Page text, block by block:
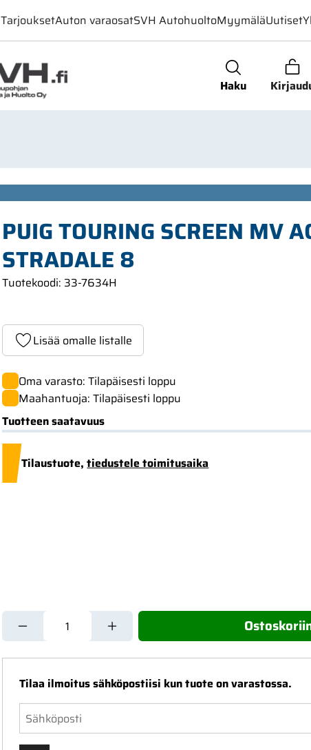
Haku
TarjouksetAuton varaosatSVH AutohuoltoMyymäläUutiset
PUIG TOURING SCREEN MV
STRADALE 8
Tuotekoodi: 33-7634H
Lisää omalle listalle
Oma varasto: Tilapäisesti loppu
Maahantuoja: Tilapäisesti loppu
Tuotteen saatavuus
Tilaustuote,tiedustele toimitusaika
Tilaa ilmoitus sähköpostiisi kun tuote on varastossa.